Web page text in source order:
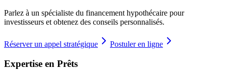
Parlez à un spécialiste du financement hypothécaire pour
investisseurs et obtenez des conseils personnalisés.
Réserver un appel stratégique Postuler en ligne
Expertise en Prêts